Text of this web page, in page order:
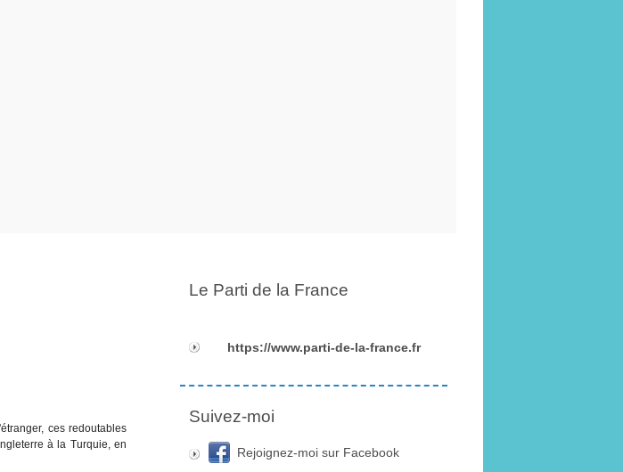
ces redoutables
à la Turquie, en
Le Parti de la France
https://www.parti-de-la-france.fr
Suivez-moi
Rejoignez-moi sur Facebook